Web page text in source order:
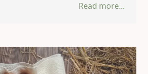
Read more...